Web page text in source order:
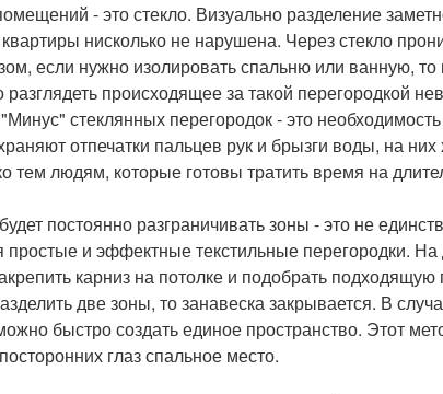
- это стекло. Визуально разделение
нисколько не нарушена. Через стекло
если нужно изолировать спальню или ванную, то
разглядеть происходящее за такой перегородкой
стеклянных перегородок - это необходимость
отпечатки пальцев рук и брызги воды, на
тем людям, которые готовы тратить время на
постоянно разграничивать зоны - это не
и эффектные текстильные перегородки.
карниз на потолке и подобрать подходящую
две зоны, то занавеска закрывается. В
быстро создать единое пространство. Этот
глаз спальное место.